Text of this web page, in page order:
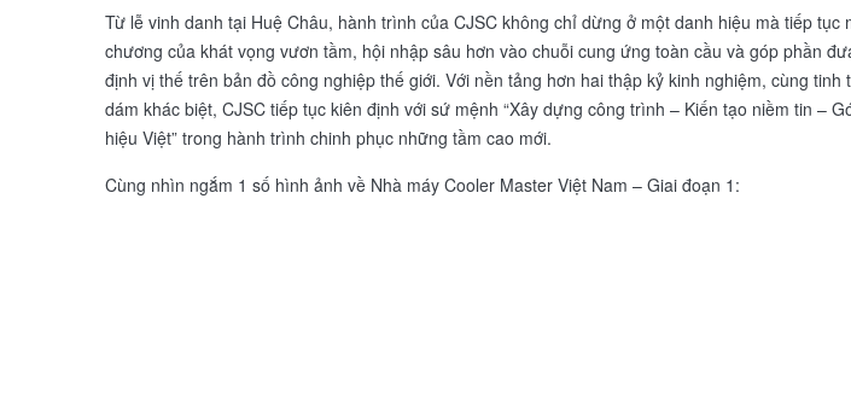
Từ lễ vinh danh tại Huệ Châu, hành trình của CJSC không chỉ dừng ở một danh hiệu mà tiếp tục
chương của khát vọng vươn tầm, hội nhập sâu hơn vào chuỗi cung ứng toàn cầu và góp phần
định vị thế trên bản đồ công nghiệp thế giới. Với nền tảng hơn hai thập kỷ kinh nghiệm, cùng
dám khác biệt, CJSC tiếp tục kiên định với sứ mệnh “Xây dựng công trình – Kiến tạo niềm tin –
hiệu Việt” trong hành trình chinh phục những tầm cao mới.
Cùng nhìn ngắm 1 số hình ảnh về Nhà máy Cooler Master Việt Nam – Giai đoạn 1: